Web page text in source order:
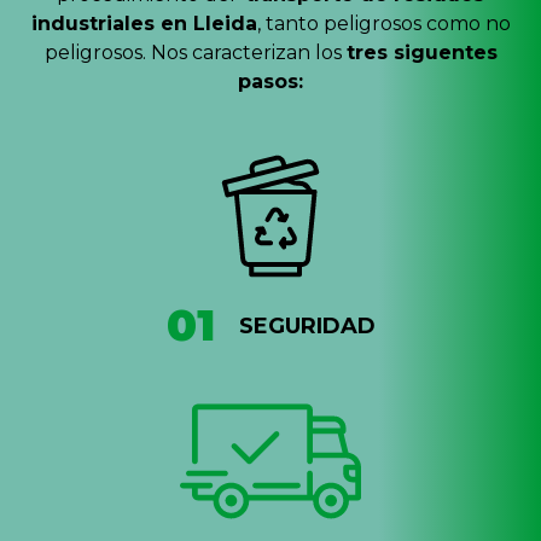
industriales en Lleida, tanto peligrosos como no
peligrosos. Nos caracterizan los tres siguentes
pasos:
01 SEGURIDAD